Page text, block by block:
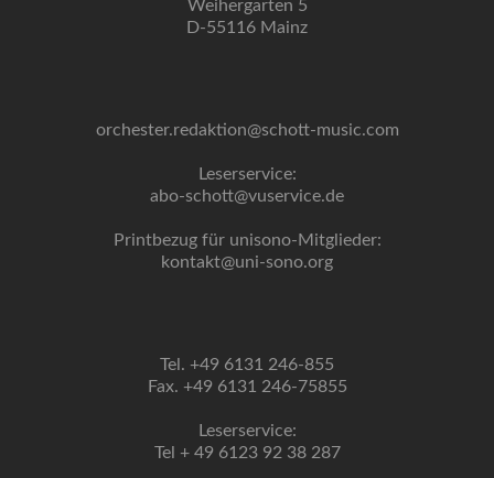
Weihergarten 5
D-55116 Mainz
orchester.redaktion@schott-music.com
Leserservice:
abo-schott@vuservice.de
Printbezug für unisono-Mitglieder:
kontakt@uni-sono.org
Tel. +49 6131 246-855
Fax. +49 6131 246-75855
Leserservice:
Tel + 49 6123 92 38 287